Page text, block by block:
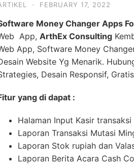
· FEBRUARY 17, 2022
Money Changer Apps
App, ArthEx Consulting
App, Software Money
Website Yg Menarik.
Desain Responsif,
yang di dapat :
Halaman Input Kasir transaksi
Laporan Transaksi Mutasi
Laporan Stok rupiah dan
Laporan Berita Acara Cash